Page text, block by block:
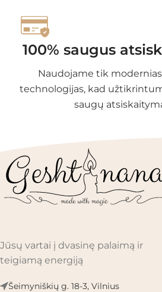
100% saugus
Naudojame tik
technologijas, kad
saugų
Jūsų vartai į dvasinę palaimą ir
teigiamą energiją
Šeimyniškių g. 18-3, Vilnius